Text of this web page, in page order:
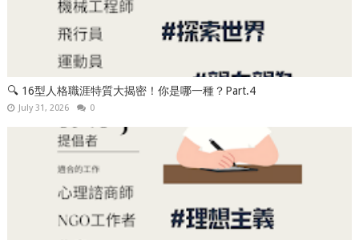
🔍 16型人格職涯特質大揭密！你是哪一種？Part.4
July 31, 2026 0